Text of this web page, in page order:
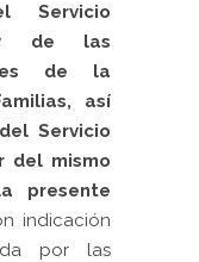
Servicio
de las
de la
así
Servicio
del mismo
presente
indicación
por las